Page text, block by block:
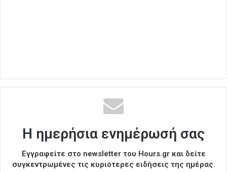
Η ημερήσια ενημέρωσή σας
Εγγραφείτε στο newsletter του Hours.gr και δείτε
συγκεντρωμένες τις κυριότερες ειδήσεις της ημέρας.